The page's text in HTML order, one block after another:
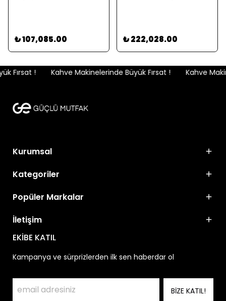
₺ 107,085.00 ₺ 222,028.00
Fırsat ! Kahve Makinelerinde Büyük Fırsat ! Kahve
Kurumsal
Kategoriler
Popüler Markalar
İletişim
EKİBE KATIL
Kampanya ve sürprizlerden ilk sen haberdar ol
BİZE KATIL!